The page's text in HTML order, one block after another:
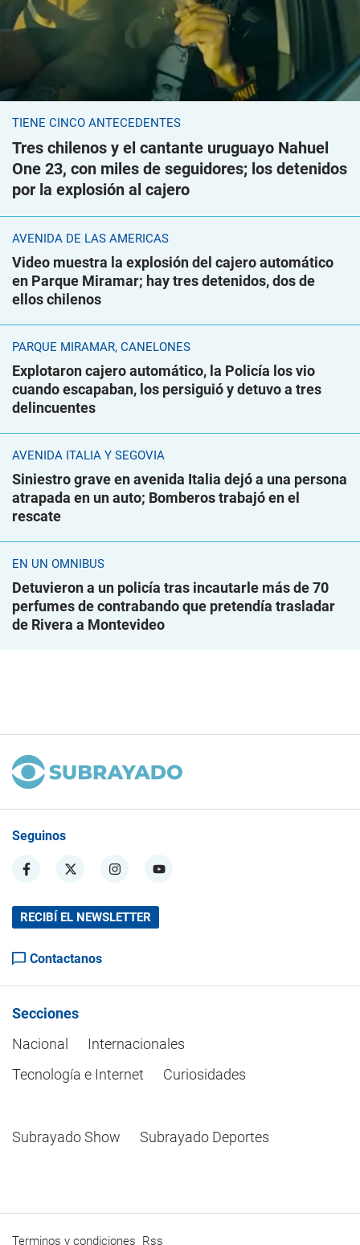
TIENE CINCO ANTECEDENTES
Tres chilenos y el cantante uruguayo Nahuel
One 23, con miles de seguidores; los detenidos
por la explosión al cajero
AVENIDA DE LAS AMÉRICAS
Video muestra la explosión del cajero automático
en Parque Miramar; hay tres detenidos, dos de
ellos chilenos
PARQUE MIRAMAR, CANELONES
Explotaron cajero automático, la Policía los vio
cuando escapaban, los persiguió y detuvo a tres
delincuentes
AVENIDA ITALIA Y SEGOVIA
Siniestro grave en avenida Italia dejó a una persona
atrapada en un auto; Bomberos trabajó en el
rescate
EN UN ÓMNIBUS
Detuvieron a un policía tras incautarle más de 70
perfumes de contrabando que pretendía trasladar
de Rivera a Montevideo
Seguinos
RECIBÍ EL NEWSLETTER
Contactanos
Secciones
Nacional
Internacionales
Tecnología e Internet
Curiosidades
Subrayado Show Subrayado Deportes
Terminos y condiciones Rss